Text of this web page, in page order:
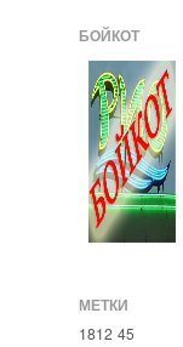
БОЙКОТ
МЕТКИ
1812 45